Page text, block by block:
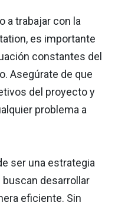
a trabajar con la
es importante
constantes del
Asegúrate de que
del proyecto y
problema a
ser una estrategia
desarrollar
eficiente. Sin